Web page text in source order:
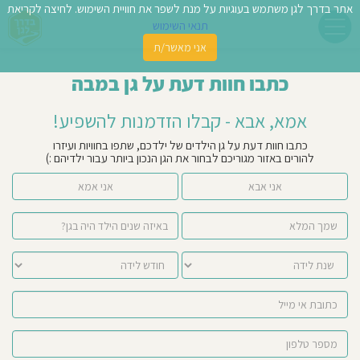
כתבו חוות דעת על גן במבה
אמא, אבא - קבלו הזדמנות להשפיע!
כתבו חוות דעת על גן הילדים של ילדכם, שתפו בחוויות ועיזרו
להורים באזור מגוריכם לבחור את הגן הנכון ביותר עבור ילדיהם :)
אני אמא אני אבא
אתר בדרך לגן משתמש בעוגיות על מנת לשפר את חוויית השימוש. לחיצה לקריאת
תנאי השימוש
אני מאשר/ת